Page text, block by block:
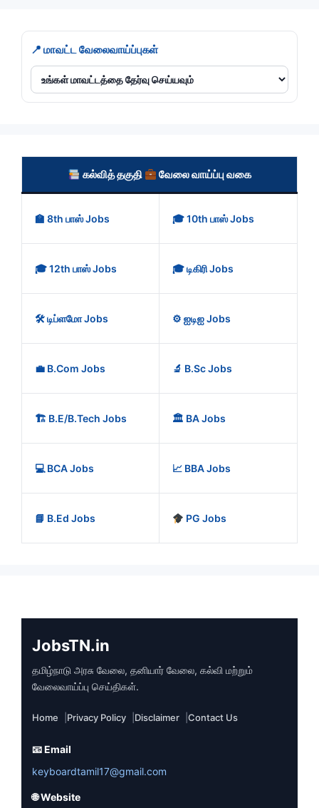
📍 மாவட்ட வேலைவாய்ப்புகள்
கல்வித் தகுதி வேலை வாய்ப்பு வகை
🏫 8th பாஸ் Jobs 🎓 10th பாஸ் Jobs
🎓 12th பாஸ் Jobs 🎓 டிகிரி Jobs
🛠️ டிப்ளமோ Jobs ⚙️ ஐடிஐ Jobs
💼 B.Com Jobs 🔬 B.Sc Jobs
🏗️ B.E/B.Tech Jobs 🏛️ BA Jobs
💻 BCA Jobs 📈 BBA Jobs
📘 B.Ed Jobs PG Jobs
JobsTN.in
தமிழ்நாடு அரசு வேலை, தனியார் வேலை, கல்வி மற்றும்
வேலைவாய்ப்பு செய்திகள்.
Home Privacy Policy Disclaimer Contact Us
📧 Email
keyboardtamil17@gmail.com
🌐 Website